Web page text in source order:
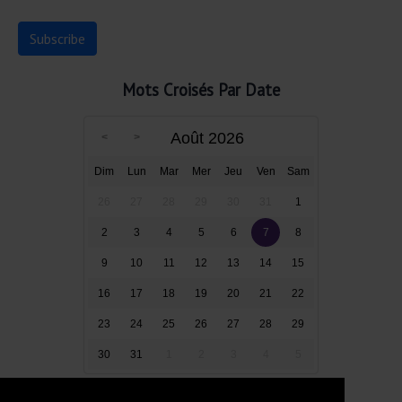
Mots Croisés Par Date
Août 2026
Dim Lun Mar Mer Jeu Ven Sam
1
2 3 4 5 6 7 8
9 10 11 12 13 14 15
16 17 18 19 20 21 22
23 24 25 26 27 28 29
30 31